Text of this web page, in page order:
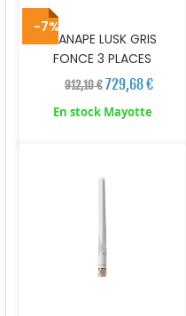
CANAPE LUSK GRIS
FONCE 3 PLACES
912,10 €729,68 €
En stock Mayotte
-7%